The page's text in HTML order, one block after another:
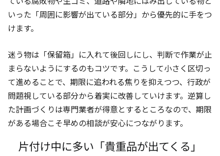
いった「周囲に影響が出ている部分」から優先的に手をつ
けます。
迷う物は「保留箱」に入れて後回しにし、判断で作業が止
まらないようにするのもコツです。こうして小さく区切っ
て進めることで、期限に追われる焦りを抑えつつ、行政が
問題視している部分から着実に改善していけます。逆算し
た計画づくりは専門業者が得意とするところなので、期限
がある場合こそ早めの相談が安心につながります。
片付け中に多い「貴重品が出てくる」